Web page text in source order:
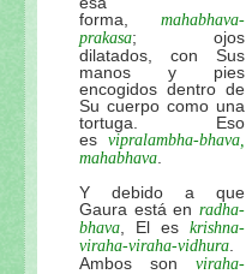
forma, mahabhava-
prakasa; ojos
dilatados, con Sus
manos y pies
encogidos dentro de
Su cuerpo como una
tortuga. Eso
es vipralambha-bhava,
mahabhava
Y debido a que
Gaura está en radha-
bhava , El es krishna-
viraha-viraha-vidhura
Ambos son viraha-